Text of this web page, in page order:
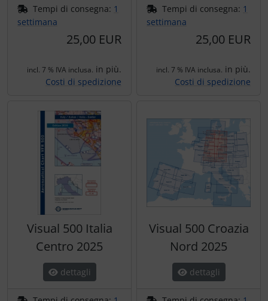
Tempi di consegna: 1
settimana
25,00 EUR
incl. 7 % IVA inclusa. in più.
Costi di spedizione
Tempi di consegna: 1
settimana
25,00 EUR
incl. 7 % IVA inclusa. in più.
Costi di spedizione
Visual 500 Italia
Centro 2025
dettagli
Visual 500 Croazia
Nord 2025
dettagli